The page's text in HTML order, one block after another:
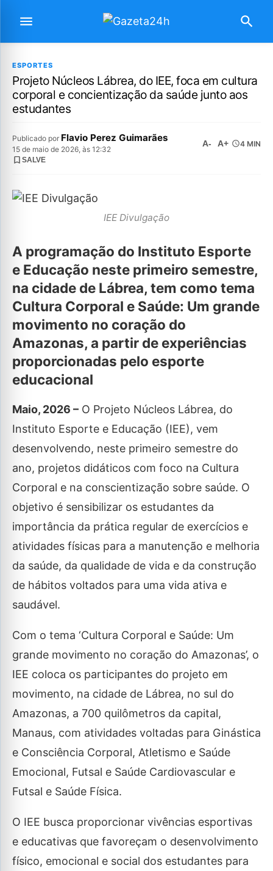
ESPORTES
Projeto Núcleos Lábrea, do IEE, foca em cultura
corporal e concientização da saúde junto aos
estudantes
Publicado por Flavio Perez Guimarães
15 de maio de 2026, às 12:32
A- A+ 4 MIN
SALVE
IEE Divulgação
A programação do Instituto Esporte
e Educação neste primeiro semestre,
na cidade de Lábrea, tem como tema
Cultura Corporal e Saúde: Um grande
movimento no coração do
Amazonas, a partir de experiências
proporcionadas pelo esporte
educacional
Maio, 2026 – O Projeto Núcleos Lábrea, do
Instituto Esporte e Educação (IEE), vem
desenvolvendo, neste primeiro semestre do
ano, projetos didáticos com foco na Cultura
Corporal e na conscientização sobre saúde. O
objetivo é sensibilizar os estudantes da
importância da prática regular de exercícios e
atividades físicas para a manutenção e melhoria
da saúde, da qualidade de vida e da construção
de hábitos voltados para uma vida ativa e
saudável.
Com o tema ‘Cultura Corporal e Saúde: Um
grande movimento no coração do Amazonas’, o
IEE coloca os participantes do projeto em
movimento, na cidade de Lábrea, no sul do
Amazonas, a 700 quilômetros da capital,
Manaus, com atividades voltadas para Ginástica
e Consciência Corporal, Atletismo e Saúde
Emocional, Futsal e Saúde Cardiovascular e
Futsal e Saúde Física.
O IEE busca proporcionar vivências esportivas
e educativas que favoreçam o desenvolvimento
físico, emocional e social dos estudantes para